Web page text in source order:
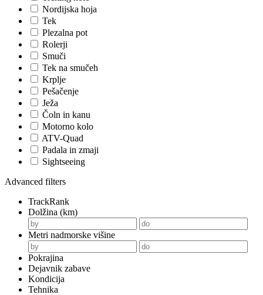
Nordijska hoja
Tek
Plezalna pot
Rolerji
Smuči
Tek na smučeh
Krplje
Pešačenje
Ježa
Čoln in kanu
Motorno kolo
ATV-Quad
Padala in zmaji
Sightseeing
Advanced filters
TrackRank
Dolžina (km)
Metri nadmorske višine
Pokrajina
Dejavnik zabave
Kondicija
Tehnika